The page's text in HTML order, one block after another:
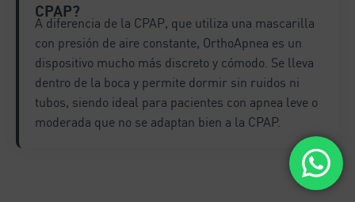
CPAP?
A diferencia de la CPAP, que utiliza una mascarilla
con presión de aire constante, OrthoApnea es un
dispositivo mucho más discreto y cómodo. Se lleva
dentro de la boca y permite dormir sin ruidos ni
tubos, siendo ideal para pacientes con apnea leve o
moderada que no se adaptan bien a la CPAP.